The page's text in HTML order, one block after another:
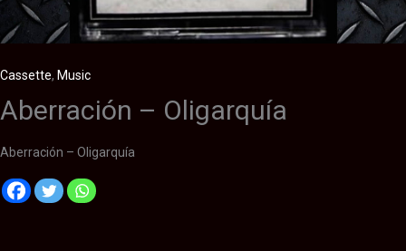
Cassette, Music
Aberración – Oligarquía
Aberración – Oligarquía